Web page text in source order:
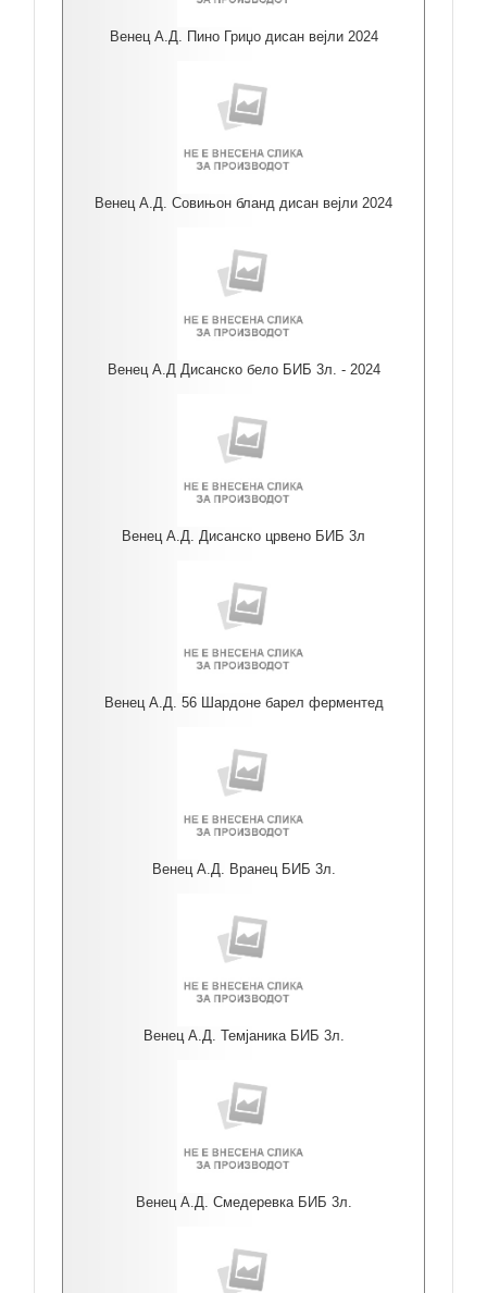
Венец А.Д. Пино Гриџо дисан вејли 2024
Венец А.Д. Совињон бланд дисан вејли 2024
Венец А.Д Дисанско бело БИБ 3л. - 2024
Венец А.Д. Дисанско црвено БИБ 3л
Венец А.Д. 56 Шардоне барел ферментед
Венец А.Д. Вранец БИБ 3л.
Венец А.Д. Темјаника БИБ 3л.
Венец А.Д. Смедеревка БИБ 3л.